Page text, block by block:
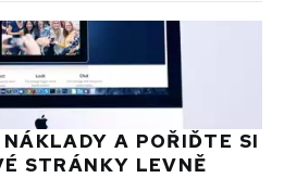
A POŘIĎTE SI
STRÁNKY LEVNĚ